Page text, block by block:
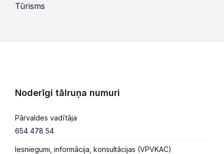
Tūrisms
Noderīgi tālruņa numuri
Pārvaldes vadītāja
654 478 54
Iesniegumi, informācija, konsultācijas (VPVKAC)